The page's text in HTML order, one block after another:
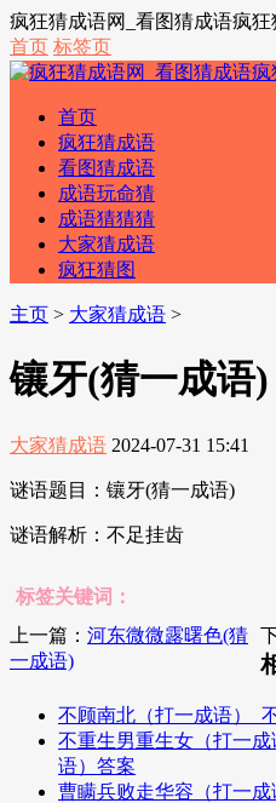
疯狂猜成语网_看图猜成语疯
首页 标签页
首页
疯狂猜成语
看图猜成语
成语玩命猜
成语猜猜猜
大家猜成语
疯狂猜图
主页 > 大家猜成语 >
镶牙(猜一成语)
大家猜成语 2024-07-31 15:41
谜语题目：镶牙(猜一成语)
谜语解析：不足挂齿
标签关键词：
上一篇： 河东微微露曙色(猜
一成语)
不顾南北（打一成语）_
不重生男重生女（打一
语）答案
曹瞒兵败走华容（打一